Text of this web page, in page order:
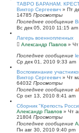
ТАВРО БАРАНАМ.
Виктор Сергеевич » Пт
14785 Просмотры
Последнее сообщение
Вс дек 05, 2010 11:15 am
Лагерь военнопленных
Александр Павлов »
Последнее сообщение
Ср дек 01, 2010 9:33 am
Воспоминание
Виктор Сергеевич » Чт
64032 Просмотры
Последнее сообщение
Ср окт 13, 2010 8:41 am
Сборник "Крепость
Александр Павлов » Чт
21804 Просмотры
Последнее сообщение
Пн авг 30, 2010 9:40 pm